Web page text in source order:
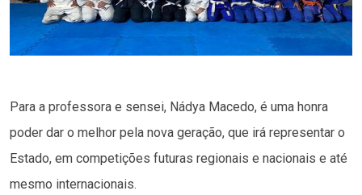
Para a professora e sensei, Nádya Macedo, é uma honra
poder dar o melhor pela nova geração, que irá representar o
Estado, em competições futuras regionais e nacionais e até
mesmo internacionais.